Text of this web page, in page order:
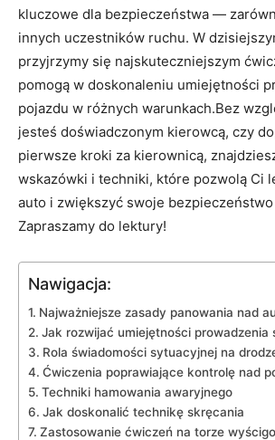
kluczowe dla ​bezpieczeństwa —
innych uczestników ruchu. W
przyjrzymy​ się najskuteczniejszym
pomogą w doskonaleniu umiejętności
pojazdu w różnych warunkach.Bez
⁤jesteś doświadczonym kierowcą, czy
pierwsze kroki za kierownicą,
wskazówki i techniki, które pozwolą Ci
auto i zwiększyć‍ swoje
Zapraszamy do lektury!
Nawigacja:
Najważniejsze zasady⁢ panowania ‍nad
Jak​ rozwijać umiejętności prowadzenia
Rola świadomości sytuacyjnej ‌na
Ćwiczenia poprawiające kontrolę⁤ nad
Techniki hamowania awaryjnego
Jak⁢ doskonalić ⁣technikę skręcania
Zastosowanie ćwiczeń na torze⁤